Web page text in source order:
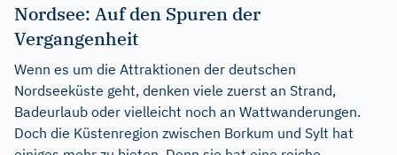
Nordsee: Auf den Spuren der
Vergangenheit
Wenn es um die Attraktionen der deutschen
Nordseeküste geht, denken viele zuerst an Strand,
Badeurlaub oder vielleicht noch an Wattwanderungen.
Doch die Küstenregion zwischen Borkum und Sylt hat